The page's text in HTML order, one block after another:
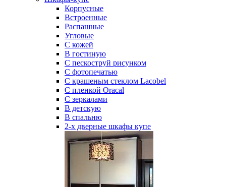
Корпусные
Встроенные
Распашные
Угловые
С кожей
В гостиную
С пескоструй рисунком
С фотопечатью
С крашеным стеклом Lacobel
С пленкой Oracal
С зеркалами
В детскую
В спальню
2-х дверные шкафы купе